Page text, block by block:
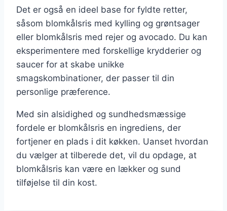
Det er også en ideel base for fyldte retter,
såsom blomkålsris med kylling og grøntsager
eller blomkålsris med rejer og avocado. Du kan
eksperimentere med forskellige krydderier og
saucer for at skabe unikke
smagskombinationer, der passer til din
personlige præference.
Med sin alsidighed og sundhedsmæssige
fordele er blomkålsris en ingrediens, der
fortjener en plads i dit køkken. Uanset hvordan
du vælger at tilberede det, vil du opdage, at
blomkålsris kan være en lækker og sund
tilføjelse til din kost.